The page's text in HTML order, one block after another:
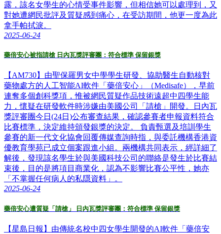
露，該名女學生的心情受事件影響，但相信她可以處理到，又
對她遭網民批評及質疑感到痛心，在受訪期間，他更一度為此
拿手帕拭淚。
2025-06-24
藥倍安心被指請槍 日內瓦獎評審團：符合標準 保留銀獎
【AM730】由聖保羅男女中學學生研發、協助醫生自動核對
藥物處方的人工智能AI軟件「藥倍安心」（Medisafe），早前
連奪多個創科獎項，惟被網民質疑作品技術遠超中四學生能
力，懷疑在研發軟件時涉嫌由美國公司「請槍」開發。日內瓦
獎評審團今日(24日)公布審查結果，確認參賽者申報資料符合
比賽標準，決定維持頒發銀獎的決定。 負責甄選及培訓學生
參賽的新一代文化協會回覆傳媒查詢時指，與委託機構香港資
優教育學苑已成立個案跟進小組。兩機構共同表示，經詳細了
解後，發現該名學生於與美國科技公司的聯絡是發生於比賽結
束後，目的是將項目商業化，認為不影響比賽公平性，她亦
「不掌握任何病人的私隱資料」。
2025-06-24
藥倍安心遭質疑「請槍」 日內瓦獎評審團：符合標準 保留銀獎
【星島日報】由傳統名校中四女學生開發的AI軟件「藥倍安